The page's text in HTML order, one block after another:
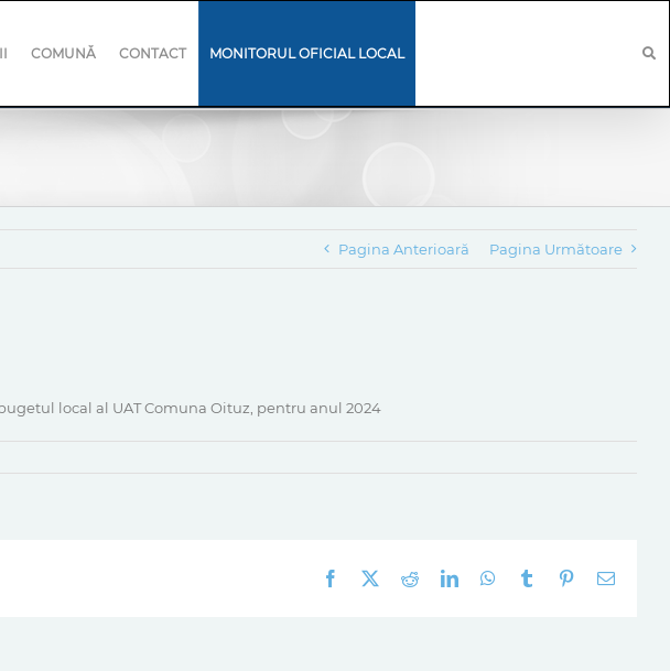
COMUNĂ CONTACT MONITORUL OFICIAL LOCAL
Pagina Anterioară Pagina Următoare
local al UAT Comuna Oituz, pentru anul 2024
Facebook RedditLinkedInWhatsApp
Tumblr Pinterest
E-